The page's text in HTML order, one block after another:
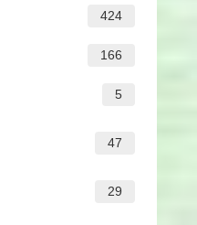
424
166
5
47
29